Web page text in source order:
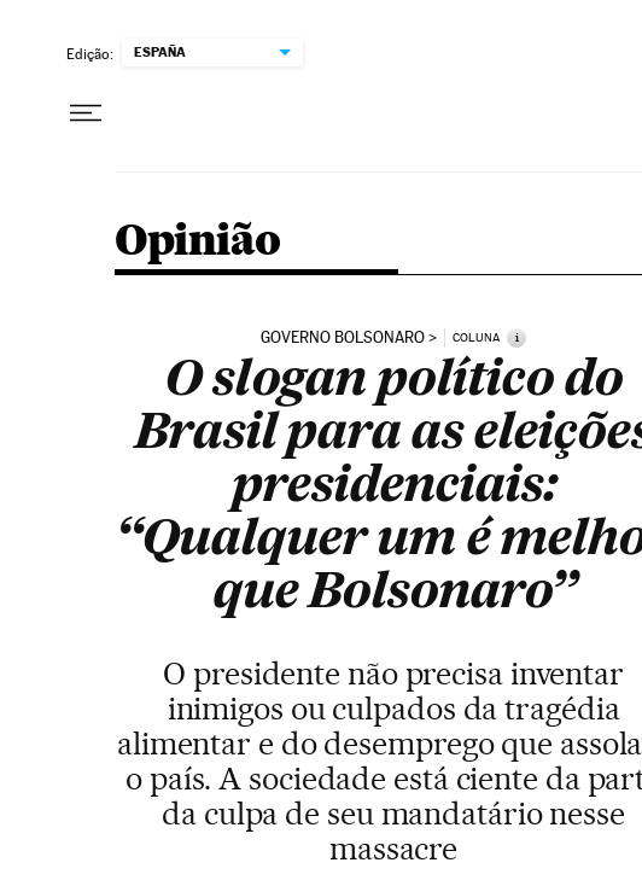
Edição: ESPAÑA
Opinião
GOVERNO BOLSONARO COLUNA i
O slogan político do
Brasil para as
presidenciais:
“Qualquer um é
que Bolsonaro”
O presidente não precisa inventar
inimigos ou culpados da tragédia
alimentar e do desemprego que
o país. A sociedade está ciente da
da culpa de seu mandatário nesse
massacre